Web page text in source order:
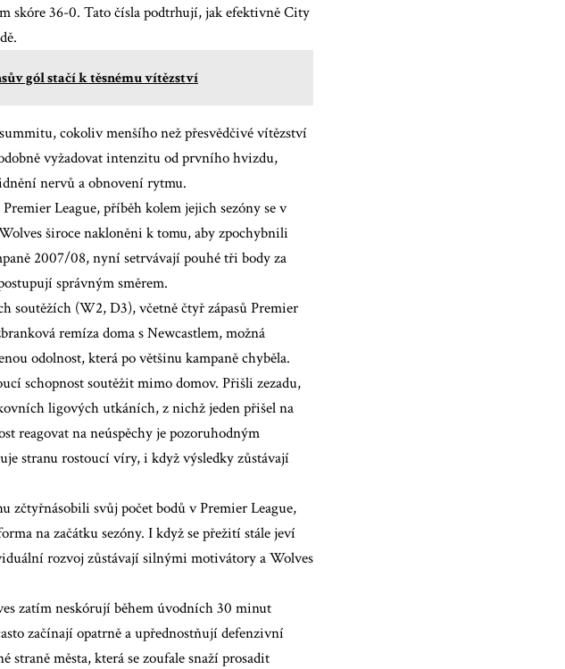
skóre 36-0. Tato čísla podtrhují, jak efektivně City
gól stačí k těsnému vítězství
cokoliv menšího než přesvědčivé vítězství
vyžadovat intenzitu od prvního hvizdu,
nervů a obnovení rytmu.
League, příběh kolem jejich sezóny se v
široce nakloněni k tomu, aby zpochybnili
2007/08, nyní setrvávají pouhé tři body za
správným směrem.
soutěžích (W2, D3), včetně čtyř zápasů Premier
remíza doma s Newcastlem, možná
odolnost, která po většinu kampaně chyběla.
schopnost soutěžit mimo domov. Přišli zezadu,
ligových utkáních, z nichž jeden přišel na
reagovat na neúspěchy je pozoruhodným
stranu rostoucí víry, i když výsledky zůstávají
zčtyřnásobili svůj počet bodů v Premier League,
na začátku sezóny. I když se přežití stále jeví
rozvoj zůstávají silnými motivátory a Wolves
zatím neskórují během úvodních 30 minut
začínají opatrně a upřednostňují defenzivní
města, která se zoufale snaží prosadit